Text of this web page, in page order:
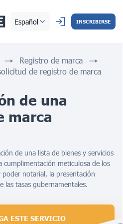
Español INSCRIBIRSE
Registro de marca
de registro de marca
de una
marca
de una lista de bienes y servicios
cumplimentación meticulosa de los
notarial, la presentación
las tasas gubernamentales.
ESTE SERVICIO